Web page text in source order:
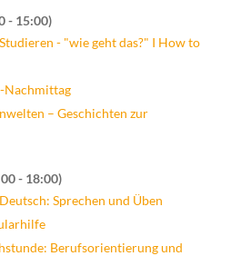
- 15:00
- "wie geht das?" I How to
Nachmittag
– Geschichten zur
- 18:00
Sprechen und Üben
Berufsorientierung und